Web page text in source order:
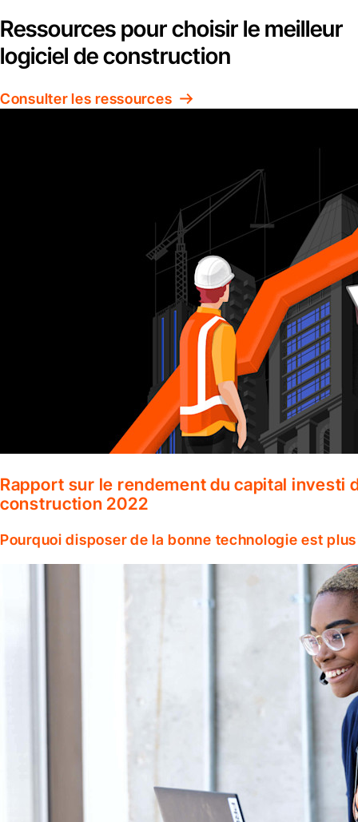
Ressources pour choisir le meilleur
logiciel de construction
Consulter les ressources
Rapport sur le rendement du capital investi
construction 2022
Pourquoi disposer de la bonne technologie est